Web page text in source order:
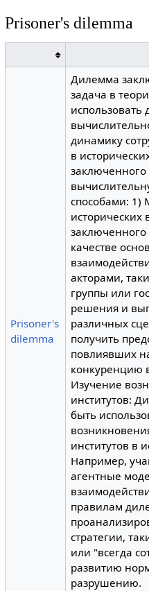
Prisoner's dilemma
Prisoner's
dilemma
Дилемма
задача в
использовать
динамику
в
способами: 1)
качестве
акторами,
группы или
решения и
различных
получить
повлиявших
конкуренцию
Изучение
институтов:
быть
институтов в
Например,
агентные
правилам
стратегии,
или "всегда
развитию
разрушению.